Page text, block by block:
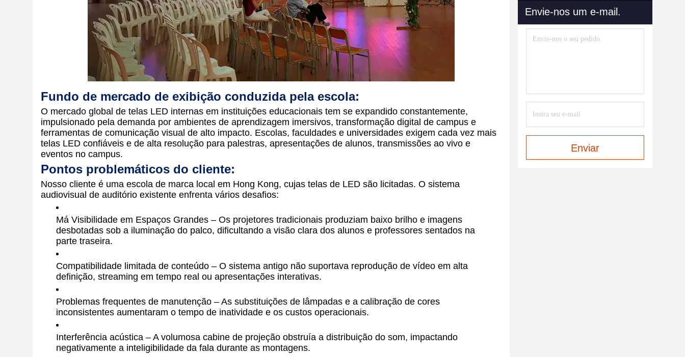
Fundo de mercado de exibição conduzida pela escola:
O mercado global de telas LED internas em instituições educacionais tem se expandido constantemente,
impulsionado pela demanda por ambientes de aprendizagem imersivos, transformação digital de campus e
ferramentas de comunicação visual de alto impacto. Escolas, faculdades e universidades exigem cada vez mais
telas LED confiáveis ​​e de alta resolução para palestras, apresentações de alunos, transmissões ao vivo e
eventos no campus.
Pontos problemáticos do cliente:
Nosso cliente é uma escola de marca local em Hong Kong, cujas telas de LED são licitadas. O sistema
audiovisual de auditório existente enfrenta vários desafios:
Má Visibilidade em Espaços Grandes – Os projetores tradicionais produziam baixo brilho e imagens
desbotadas sob a iluminação do palco, dificultando a visão clara dos alunos e professores sentados na
parte traseira.
Compatibilidade limitada de conteúdo – O sistema antigo não suportava reprodução de vídeo em alta
definição, streaming em tempo real ou apresentações interativas.
Problemas frequentes de manutenção – As substituições de lâmpadas e a calibração de cores
inconsistentes aumentaram o tempo de inatividade e os custos operacionais.
Interferência acústica – A volumosa cabine de projeção obstruía a distribuição do som, impactando
negativamente a inteligibilidade da fala durante as montagens.
Envie-nos um e-mail.
Enviar